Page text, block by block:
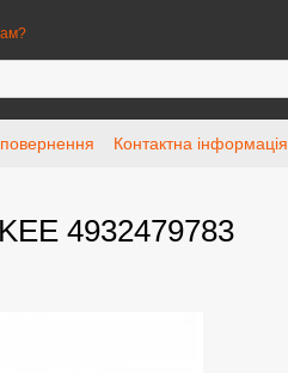
Контактна інформація
4932479783